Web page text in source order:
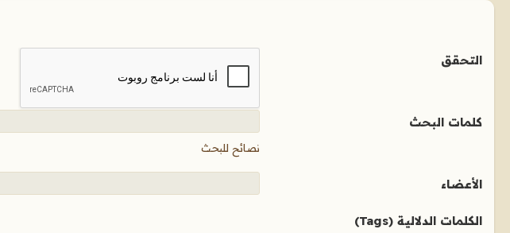
التحقق
كلمات البحث
نصائح للبحث
الأعضاء
الكلمات الدلالية (Tags)